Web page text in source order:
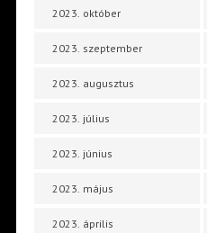
2023. október
2023. szeptember
2023. augusztus
2023. július
2023. június
2023. május
2023. április